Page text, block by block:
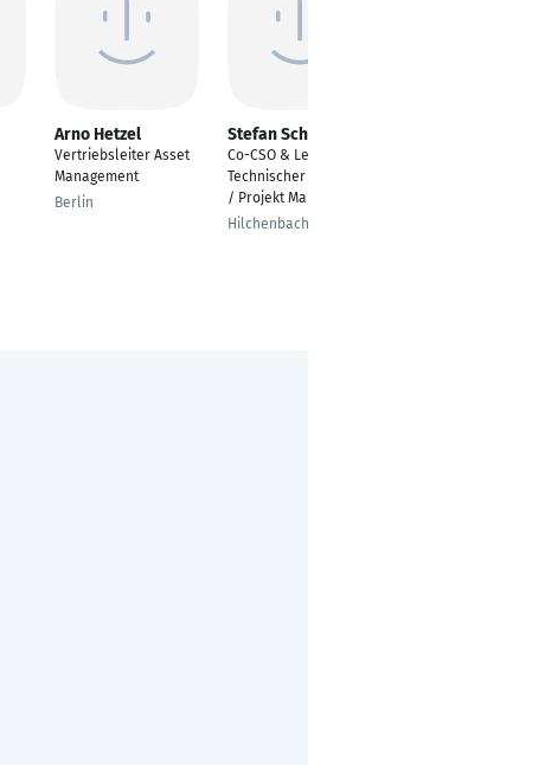
Arno Hetzel
Vertriebsleiter Asset
Management
Berlin
Stefan Schneider
Co-CSO & Leiter
Technischer Vertrieb
/ Projekt Management
Hilchenbach